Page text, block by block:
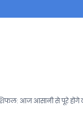
आज आसानी से पूरे होंगे